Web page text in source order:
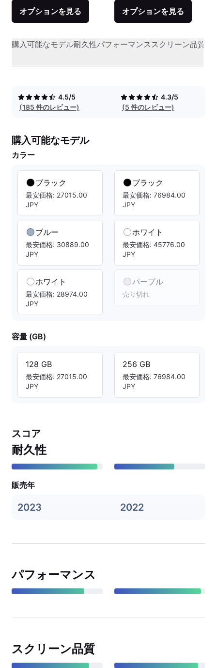
オプションを見る オプションを見る
購入可能なモデル耐久性パフォーマンススクリーン品質
4.5/5
(185 件のレビュー)
4.3/5
(5 件のレビュー)
購入可能なモデル
カラー
ブラック
最安価格: 27015.00
JPY
ブルー
最安価格: 30889.00
JPY
ホワイト
最安価格: 28974.00
JPY
ブラック
最安価格: 76984.00
JPY
ホワイト
最安価格: 45776.00
JPY
パープル
売り切れ
容量 (GB)
128 GB
最安価格: 27015.00
JPY
256 GB
最安価格: 76984.00
JPY
スコア
耐久性
販売年
2023 2022
パフォーマンス
スクリーン品質